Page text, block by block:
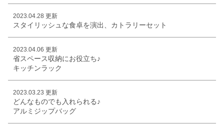
2023.04.28 更新
スタイリッシュな食卓を演出、カトラリーセット
2023.04.06 更新
省スペース収納にお役立ち♪
キッチンラック
2023.03.23 更新
どんなものでも入れられる♪
アルミジップバッグ